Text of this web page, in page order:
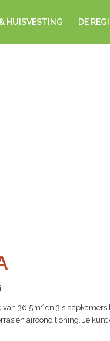
HUISVESTING DE
36,5m² en 3
en airconditioning. Je